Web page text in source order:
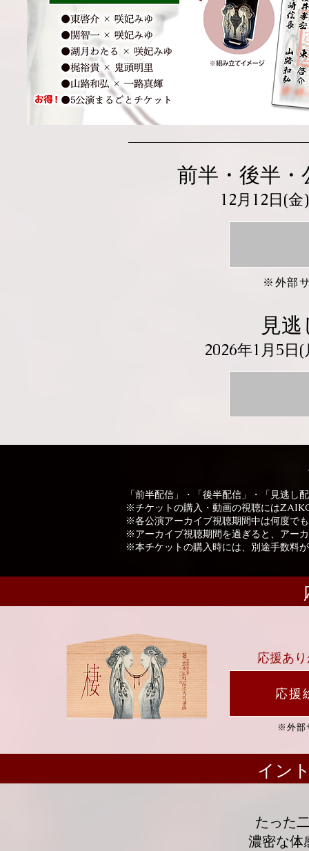
前半・後半
12月12日(
※外部
見
2026年1月5日
「前半配信」・「後半配信」・「見逃し
※チケットの購入・動画の視聴には
※各公演アーカイブ視聴期間中は何度で
※アーカイブ視聴期間を過ぎると、アー
※本チケットの購入時には、別途手数料
応援あ
応援
※外部
イン
たった
濃密な体